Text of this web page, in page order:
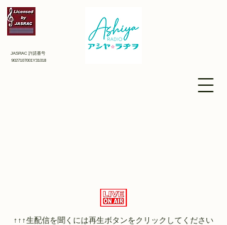
↑↑↑​生配信を聞くには再生ボタンをクリックしてください
JASRAC 許諾番号
9027107001Y31018